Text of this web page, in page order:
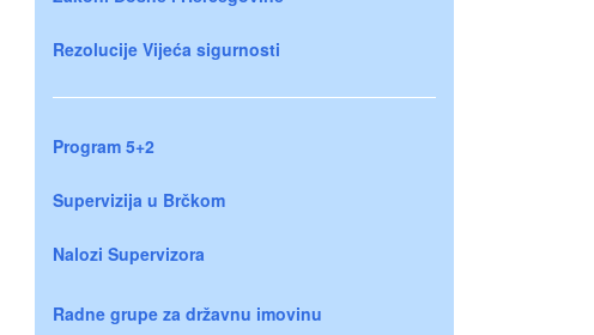
Rezolucije Vijeća sigurnosti
Program 5+2
Supervizija u Brčkom
Nalozi Supervizora
Radne grupe za državnu imovinu